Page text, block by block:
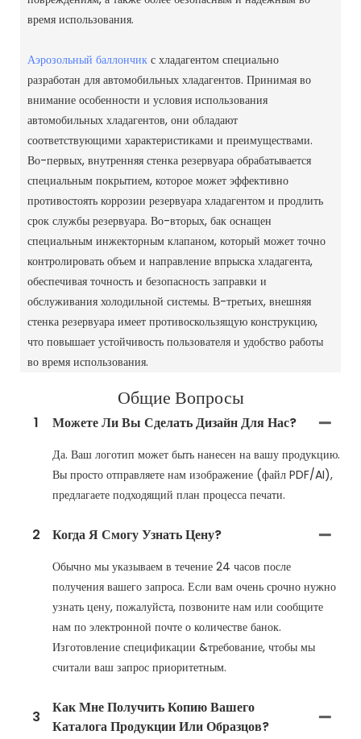
время использования.
Аэрозольный баллончикс хладагентом специально
разработан для автомобильных хладагентов. Принимая во
внимание особенности и условия использования
автомобильных хладагентов, они обладают
соответствующими характеристиками и преимуществами.
Во-первых, внутренняя стенка резервуара обрабатывается
специальным покрытием, которое может эффективно
противостоять коррозии резервуара хладагентом и продлить
срок службы резервуара. Во-вторых, бак оснащен
специальным инжекторным клапаном, который может точно
контролировать объем и направление впрыска хладагента,
обеспечивая точность и безопасность заправки и
обслуживания холодильной системы. В-третьих, внешняя
стенка резервуара имеет противоскользящую конструкцию,
что повышает устойчивость пользователя и удобство работы
во время использования.
Общие Вопросы
1 Можете Ли Вы Сделать Дизайн Для Нас?
Да. Ваш логотип может быть нанесен на вашу продукцию.
Вы просто отправляете нам изображение (файл PDF/AI),
предлагаете подходящий план процесса печати.
2 Когда Я Смогу Узнать Цену?
Обычно мы указываем в течение 24 часов после
получения вашего запроса. Если вам очень срочно нужно
узнать цену, пожалуйста, позвоните нам или сообщите
нам по электронной почте о количестве банок.
Изготовление спецификации &требование, чтобы мы
считали ваш запрос приоритетным.
3
Как Мне Получить Копию Вашего
Каталога Продукции Или Образцов?